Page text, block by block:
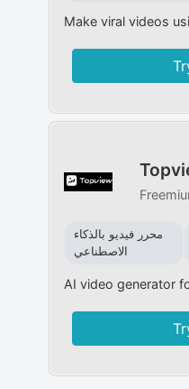
Make viral videos
محرر فيديو بالذكاء
الاصطناعي
AI video generator